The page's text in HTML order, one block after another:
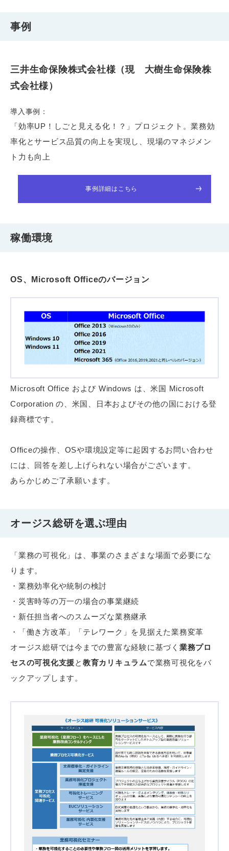
事例
三井生命保険株式会社様（現 大樹生命保険株
式会社様）
導入事例：
「効率UP！しごと見える化！？」プロジェクト。業務効
率化とサービス品質の向上を実現し、現場のマネジメン
ト力も向上
事例詳細はこちら
稼働環境
OS、Microsoft Officeのバージョン
Microsoft Office および Windows は、米国 Microsoft
Corporation の、米国、日本およびその他の国における登
録商標です。
Officeの操作、OSや環境設定等に起因するお問い合わせ
には、回答を差し上げられない場合がございます。
あらかじめご了承願います。
オージス総研を選ぶ理由
「業務の可視化」は、事業のさまざまな場面で必要にな
ります。
・業務効率化や統制の検討
・災害時等の万一の場合の事業継続
・新任担当者へのスムーズな業務継承
・「働き方改革」「テレワーク」を見据えた業務変革
オージス総研では今までの豊富な経験に基づく 業務プロ
セスの可視化支援と 教育カリキュラムで業務可視化をバ
ックアップします。